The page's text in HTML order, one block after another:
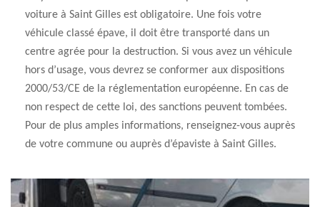
voiture à Saint Gilles est obligatoire. Une fois votre
véhicule classé épave, il doit être transporté dans un
centre agrée pour la destruction. Si vous avez un véhicule
hors d’usage, vous devrez se conformer aux dispositions
2000/53/CE de la réglementation européenne. En cas de
non respect de cette loi, des sanctions peuvent tombées.
Pour de plus amples informations, renseignez-vous auprès
de votre commune ou auprès d’épaviste à Saint Gilles.